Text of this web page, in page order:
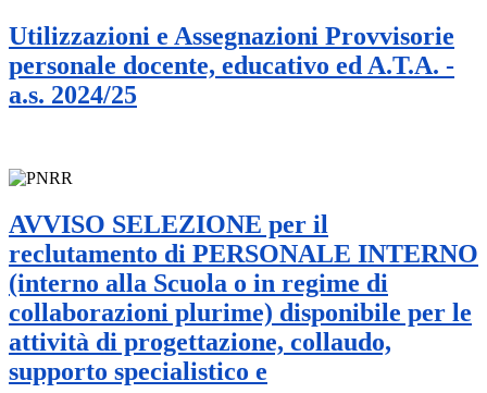
Utilizzazioni e Assegnazioni Provvisorie
personale docente, educativo ed A.T.A. -
a.s. 2024/25
AVVISO SELEZIONE per il
reclutamento di PERSONALE INTERNO
(interno alla Scuola o in regime di
collaborazioni plurime) disponibile per le
attività di progettazione, collaudo,
supporto specialistico e